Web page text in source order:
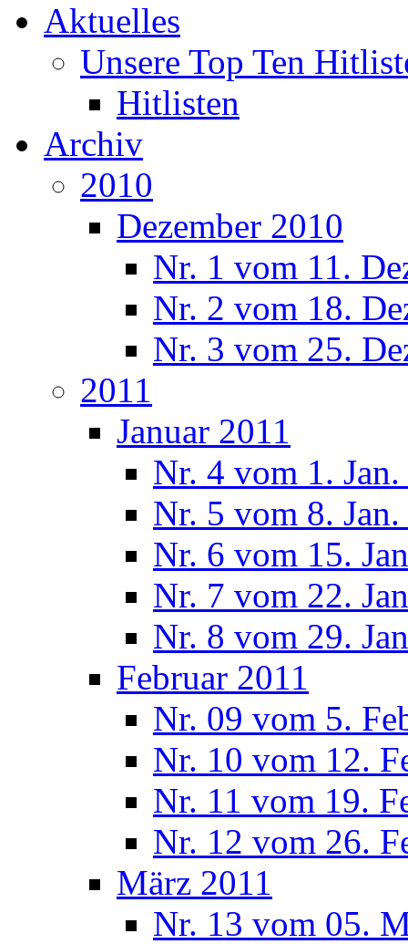
Aktuelles
Unsere Top Ten
Hitlisten
Archiv
2010
Dezember 2010
Nr. 1 vom 11.
Nr. 2 vom 18.
Nr. 3 vom 25.
2011
Januar 2011
Nr. 4 vom 1.
Nr. 5 vom 8.
Nr. 6 vom 15.
Nr. 7 vom 22.
Nr. 8 vom 29.
Februar 2011
Nr. 09 vom 5.
Nr. 10 vom 12.
Nr. 11 vom 19.
Nr. 12 vom 26.
März 2011
Nr. 13 vom 05.